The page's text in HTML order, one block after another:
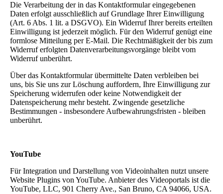
Die Verarbeitung der in das Kontaktformular eingegebenen
Daten erfolgt ausschließlich auf Grundlage Ihrer Einwilligung
(Art. 6 Abs. 1 lit. a DSGVO). Ein Widerruf Ihrer bereits erteilten
Einwilligung ist jederzeit möglich. Für den Widerruf genügt eine
formlose Mitteilung per E-Mail. Die Rechtmäßigkeit der bis zum
Widerruf erfolgten Datenverarbeitungsvorgänge bleibt vom
Widerruf unberührt.
Über das Kontaktformular übermittelte Daten verbleiben bei
uns, bis Sie uns zur Löschung auffordern, Ihre Einwilligung zur
Speicherung widerrufen oder keine Notwendigkeit der
Datenspeicherung mehr besteht. Zwingende gesetzliche
Bestimmungen - insbesondere Aufbewahrungsfristen - bleiben
unberührt.
YouTube
Für Integration und Darstellung von Videoinhalten nutzt unsere
Website Plugins von YouTube. Anbieter des Videoportals ist die
YouTube, LLC, 901 Cherry Ave., San Bruno, CA 94066, USA.